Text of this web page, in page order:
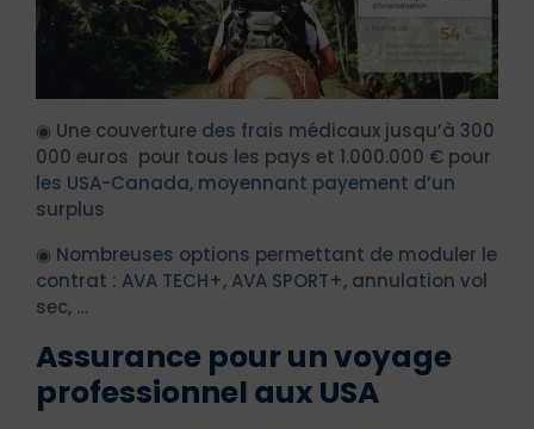
◉ Une couverture des frais médicaux jusqu’à 300
000 euros pour tous les pays et 1.000.000 € pour
les USA-Canada, moyennant payement d’un
surplus
◉ Nombreuses options permettant de moduler le
contrat : AVA TECH+, AVA SPORT+, annulation vol
sec, …
Assurance pour un voyage
professionnel aux USA